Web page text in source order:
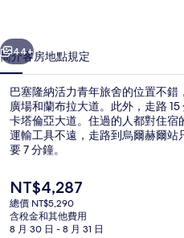
年
旅
舍
的
相
片
集
個 下一個
44+
簡介客房地點規定
巴塞隆納活力青年旅舍的位置不錯
廣場和蘭布拉大道。此外，走路
卡塔倫亞大道。住過的人都對住
運輸工具不遠，走路到烏爾赫爾站
要 7 分鐘。
目
前
的
價
NT$4,287
總價 NT$5,290
含稅金和其他費用
8 月 30 日 - 8 月 31 日